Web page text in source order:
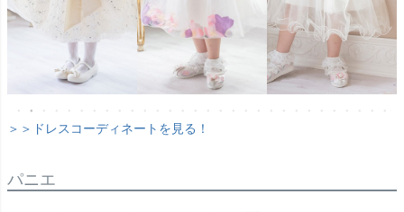
＞＞ドレスコーディネートを見る！
パニエ